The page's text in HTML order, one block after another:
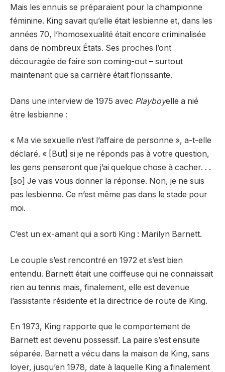
Mais les ennuis se préparaient pour la championne
féminine. King savait qu’elle était lesbienne et, dans les
années 70, l’homosexualité était encore criminalisée
dans de nombreux États. Ses proches l’ont
découragée de faire son coming-out – surtout
maintenant que sa carrière était florissante.
Dans une interview de 1975 avec Playboyelle a nié
être lesbienne :
« Ma vie sexuelle n’est l’affaire de personne », a-t-elle
déclaré. « [But] si je ne réponds pas à votre question,
les gens penseront que j’ai quelque chose à cacher. . .
[so] Je vais vous donner la réponse. Non, je ne suis
pas lesbienne. Ce n’est même pas dans le stade pour
moi.
C’est un ex-amant qui a sorti King : Marilyn Barnett.
Le couple s’est rencontré en 1972 et s’est bien
entendu. Barnett était une coiffeuse qui ne connaissait
rien au tennis mais, finalement, elle est devenue
l’assistante résidente et la directrice de route de King.
En 1973, King rapporte que le comportement de
Barnett est devenu possessif. La paire s’est ensuite
séparée. Barnett a vécu dans la maison de King, sans
loyer, jusqu’en 1978, date à laquelle King a finalement